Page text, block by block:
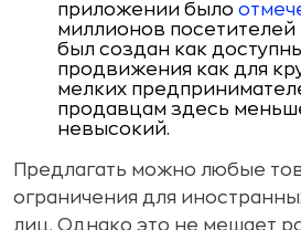
приложении было
миллионов посетителей
был создан как
продвижения как для
мелких
продавцам здесь
невысокий.
Предлагать можно любые
ограничения для
лиц. Однако это не мешает